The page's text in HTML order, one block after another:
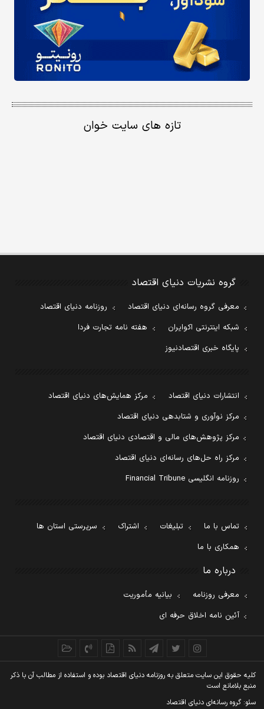
تازه های سایت خوان
گروه نشریات دنیای اقتصاد
معرفی گروه رسانه‌ای دنیای اقتصاد
روزنامه دنیای اقتصاد
شبکه اینترنتی اکوایران
هفته نامه تجارت فردا
پایگاه خبری اقتصادنیوز
انتشارات دنیای اقتصاد
مرکز همایش‌های دنیای اقتصاد
مرکز نوآوری و شتابدهی دنیای اقتصاد
مرکز پژوهش‌های مالی و اقتصادی دنیای اقتصاد
مرکز راه حل‌های رسانه‌ای دنیای اقتصاد
روزنامه انگلیسی Financial Tribune
تماس با ما تبلیغات اشتراک
سرپرستی استان ها
همکاری با ما
درباره ما
معرفی روزنامه
بیانیه مأموریت
آئین نامه اخلاق حرفه ای
کليه حقوق اين سايت متعلق به روزنامه دنيای اقتصاد بوده و استفاده از مطالب آن با ذکر
منبع بلامانع است
سئو: گروه رسانه‌ای دنیای اقتصاد